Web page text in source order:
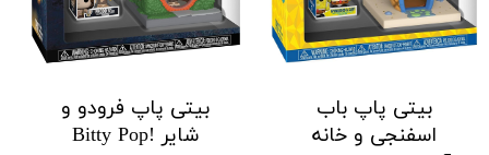
بیتی پاپ باب
اسفنجی و خانه
بیتی پاپ فرودو و
شایر Bitty Pop!